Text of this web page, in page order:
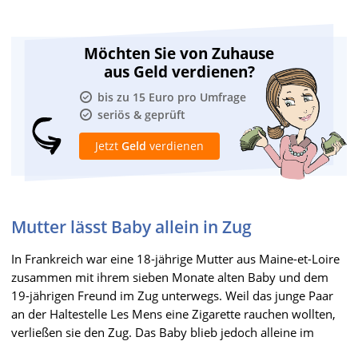
Möchten Sie von Zuhause
aus Geld verdienen?
bis zu 15 Euro pro Umfrage
seriös & geprüft
Jetzt Geld verdienen
Mutter lässt Baby allein in Zug
In Frankreich war eine 18-jährige Mutter aus Maine-et-Loire
zusammen mit ihrem sieben Monate alten Baby und dem
19-jährigen Freund im Zug unterwegs. Weil das junge Paar
an der Haltestelle Les Mens eine Zigarette rauchen wollten,
verließen sie den Zug. Das Baby blieb jedoch alleine im